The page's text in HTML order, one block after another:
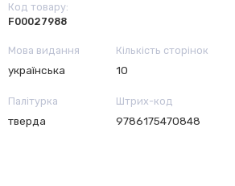
Код товару:
F00027988
Мова видання
українська
Кількість сторінок
10
Палітурка
тверда
Штрих-код
9786175470848